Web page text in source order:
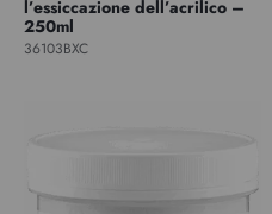
l’essiccazione dell’acrilico –
250ml
36103BXC